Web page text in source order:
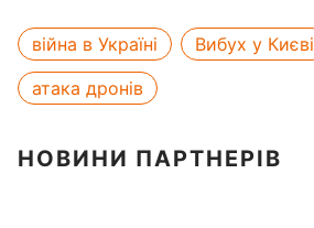
війна в Україні
Вибух у Києві
атака дронів
НОВИНИ ПАРТНЕРІВ